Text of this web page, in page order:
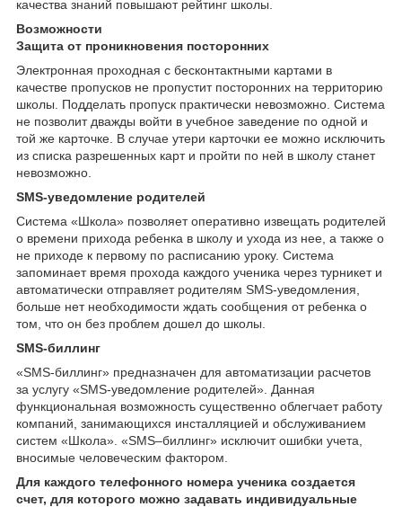
качества знаний повышают рейтинг школы.
Возможности
Защита от проникновения посторонних
Электронная проходная с бесконтактными картами в
качестве пропусков не пропустит посторонних на территорию
школы. Подделать пропуск практически невозможно. Система
не позволит дважды войти в учебное заведение по одной и
той же карточке. В случае утери карточки ее можно исключить
из списка разрешенных карт и пройти по ней в школу станет
невозможно.
SMS-уведомление родителей
Система «Школа» позволяет оперативно извещать родителей
о времени прихода ребенка в школу и ухода из нее, а также о
не приходе к первому по расписанию уроку. Система
запоминает время прохода каждого ученика через турникет и
автоматически отправляет родителям SMS-уведомления,
больше нет необходимости ждать сообщения от ребенка о
том, что он без проблем дошел до школы.
SMS-биллинг
«SMS-биллинг» предназначен для автоматизации расчетов
за услугу «SMS-уведомление родителей». Данная
функциональная возможность существенно облегчает работу
компаний, занимающихся инсталляцией и обслуживанием
систем «Школа». «SMS–биллинг» исключит ошибки учета,
вносимые человеческим фактором.
Для каждого телефонного номера ученика создается
счет, для которого можно задавать индивидуальные